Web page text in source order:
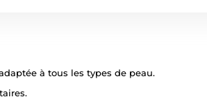
à tous les types de peau.